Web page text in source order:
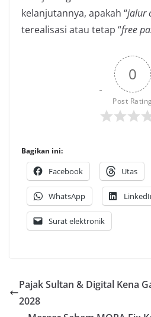
kelanjutannya, apakah “jalur
terealisasi atau tetap “free
0
Post Rating
Bagikan ini:
Facebook Utas
WhatsApp
Surat elektronik
Pajak Sultan & Digital Kena
2028